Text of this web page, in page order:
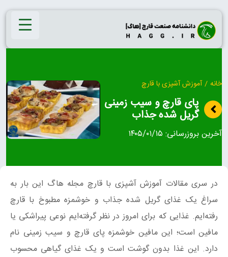
Skip
content
خانه / آموزش آشپزی با قارچ
پای قارچ و سیب زمینی
گریل شده جذاب
آخرین بروزرسانی: ۱۴۰۵/۰۱/۱۵
در سری مقالات آموزش آشپزی با قارچ مجله هاگ این بار به
سراغ یک غذای گریل شده جذاب و خوشمزه مطبوخ با قارچ
رفته‌ایم. غذایی که برای امروز در نظر گرفته‌ایم نوعی پیراشکی یا
مافین است؛ این مافین خوشمزه پای قارچ و سیب زمینی نام
دارد. این غذا بدون گوشت است و یک غذای گیاهی محسوب